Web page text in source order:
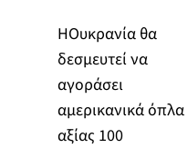
ΗΟυκρανία θα
δεσμευτεί να
αγοράσει
αμερικανικά όπλα
αξίας 100